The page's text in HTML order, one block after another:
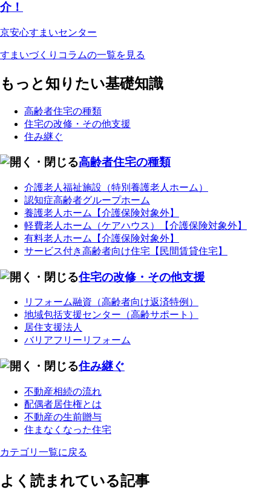
介！
京安心すまいセンター
すまいづくりコラムの一覧を見る
もっと知りたい基礎知識
高齢者住宅の種類
住宅の改修・その他支援
住み継ぐ
高齢者住宅の種類
介護老人福祉施設（特別養護老人ホーム）
認知症高齢者グループホーム
養護老人ホーム【介護保険対象外】
軽費老人ホーム（ケアハウス）【介護保険対象外】
有料老人ホーム【介護保険対象外】
サービス付き高齢者向け住宅【民間賃貸住宅】
住宅の改修・その他支援
リフォーム融資（高齢者向け返済特例）
地域包括支援センター（高齢サポート）
居住支援法人
バリアフリーリフォーム
住み継ぐ
不動産相続の流れ
配偶者居住権とは
不動産の生前贈与
住まなくなった住宅
カテゴリ一覧に戻る
よく読まれている記事